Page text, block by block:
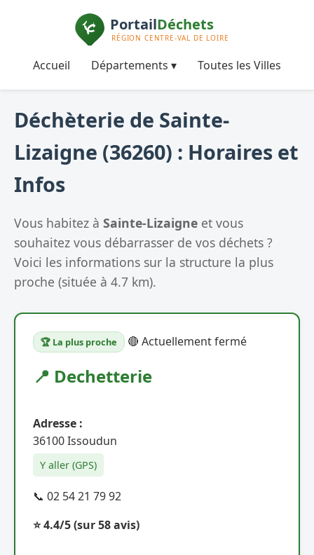
Accueil Départements ▾ Toutes les Villes
Déchèterie de Sainte-
Lizaigne (36260) : Horaires et
Infos
Vous habitez à Sainte-Lizaigne et vous
souhaitez vous débarrasser de vos déchets ?
Voici les informations sur la structure la plus
proche (située à 4.7 km).
🏆 La plus proche 🔴 Actuellement fermé
📍 Dechetterie
Adresse :
36100 Issoudun
Y aller (GPS)
📞 02 54 21 79 92
⭐ 4.4/5(sur 58 avis)